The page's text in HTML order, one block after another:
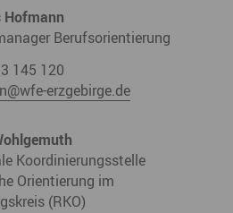
Hofmann
Berufsorientierung
145 120
erzgebirge.de
Koordinierungsstelle
Orientierung im
(RKO)